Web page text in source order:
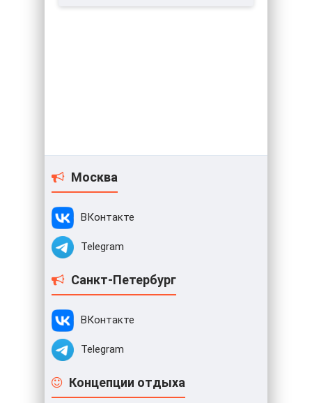
Москва
ВКонтакте
Telegram
Санкт-Петербург
ВКонтакте
Telegram
Концепции отдыха